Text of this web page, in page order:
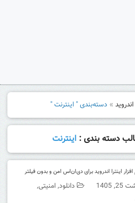
اندروید » دسته‌بندی " اینترنت "
دسته بندی :اینترنت
1405 دانلود,امنیتی,